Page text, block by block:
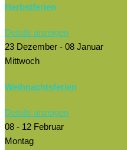
Herbstferien
Details anzeigen
23 Dezember - 08 Januar
Mittwoch
Weihnachtsferien
Details anzeigen
08 - 12 Februar
Montag